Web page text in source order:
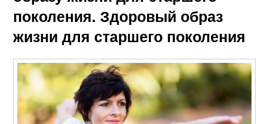
поколения. Здоровый образ
жизни для старшего поколения